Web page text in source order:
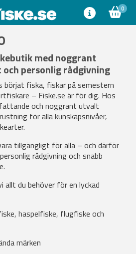
0
med noggrant
personlig rådgivning
börjat fiska, fiskar på semestern
– Fiske.se är för dig. Hos
och noggrant utvalt
för alla kunskapsnivåer,
tillgängligt för alla – och därför
rådgivning och snabb
allt du behöver för en lyckad
haspelfiske, flugfiske och
märken